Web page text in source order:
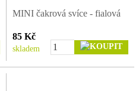
MINI čakrová svíce - fialová
85 Kč
skladem